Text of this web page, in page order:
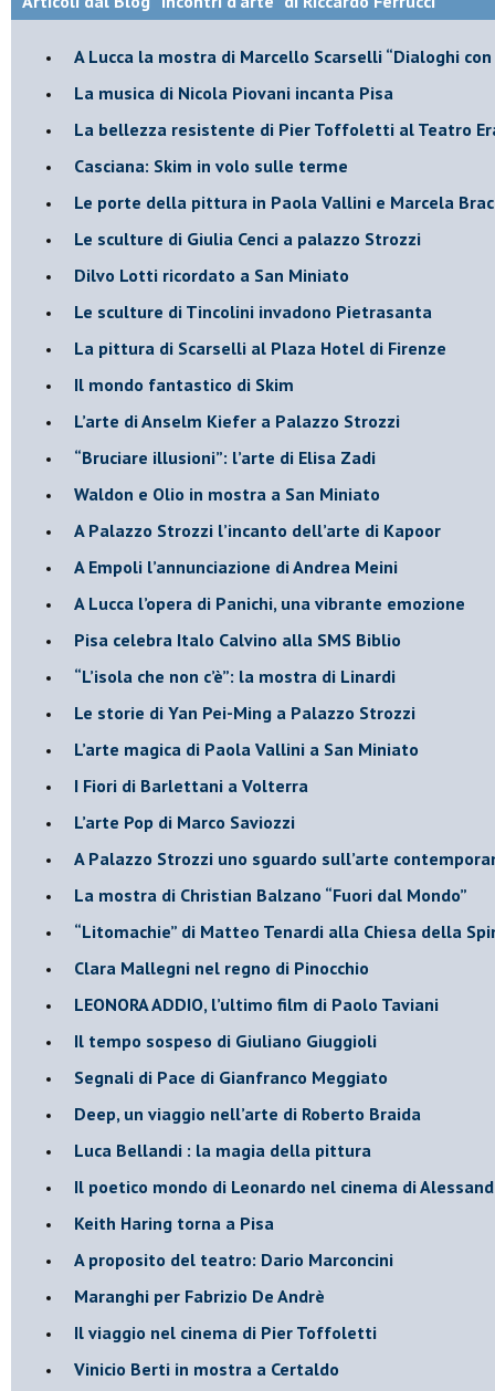
A Lucca la mostra di Marcello Scarselli “Dialoghi
​La musica di Nicola Piovani incanta Pisa
​La bellezza resistente di Pier Toffoletti al Teatro
​Casciana: Skim in volo sulle terme
​Le porte della pittura in Paola Vallini e Marcela
​Le sculture di Giulia Cenci a palazzo Strozzi
​Dilvo Lotti ricordato a San Miniato
​Le sculture di Tincolini invadono Pietrasanta
La pittura di Scarselli al Plaza Hotel di Firenze
​Il mondo fantastico di Skim
​L’arte di Anselm Kiefer a Palazzo Strozzi
​“Bruciare illusioni”: l’arte di Elisa Zadi
​Waldon e Olio in mostra a San Miniato
​A Palazzo Strozzi l’incanto dell’arte di Kapoor
​A Empoli l’annunciazione di Andrea Meini
A Lucca l’opera di Panichi, una vibrante emozione
Pisa celebra Italo Calvino alla SMS Biblio
“L’isola che non c’è”: la mostra di Linardi
​Le storie di Yan Pei-Ming a Palazzo Strozzi
​L’arte magica di Paola Vallini a San Miniato
​I Fiori di Barlettani a Volterra
​L’arte Pop di Marco Saviozzi
​A Palazzo Strozzi uno sguardo sull’arte
La mostra di Christian Balzano “Fuori dal Mondo”
​“Litomachie” di Matteo Tenardi alla Chiesa della
​Clara Mallegni nel regno di Pinocchio
​LEONORA ADDIO, l’ultimo film di Paolo Taviani
Il tempo sospeso di Giuliano Giuggioli
Segnali di Pace di Gianfranco Meggiato
​Deep, un viaggio nell’arte di Roberto Braida
​Luca Bellandi : la magia della pittura
​Il poetico mondo di Leonardo nel cinema di
​Keith Haring torna a Pisa
​A proposito del teatro: Dario Marconcini
Maranghi per Fabrizio De Andrè
​Il viaggio nel cinema di Pier Toffoletti
Vinicio Berti in mostra a Certaldo